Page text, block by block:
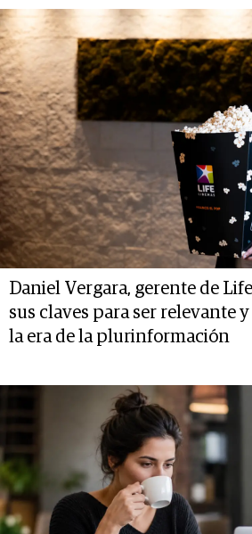
Daniel Vergara, gerente de
sus claves para ser relevante
la era de la plurinformación